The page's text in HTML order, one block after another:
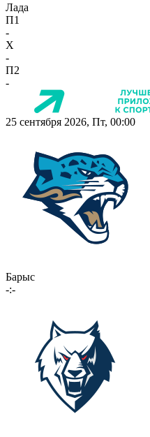
Лада
П1
-
X
-
П2
-
25 сентября 2026, Пт, 00:00
Барыс
-:-